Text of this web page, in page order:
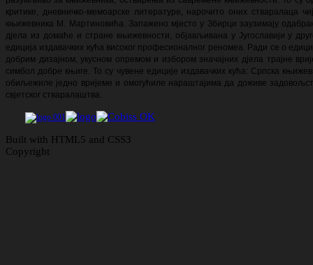
критике, дневничко-мемоарске литературе, нарочито оних стваралаца
књижевника М. Мартиновића. Запажено мјесто у Збирци заузимају
дјела из домаће и стране књижевности, објављивана у Југославији у
едиција издавачких кућа високог професионалног реномеа. Ради се о
добрим дизајном, укусном опремом и избором значајних дјела трајне
симбол добре књиге. То су чувене едиције издавачких кућа: Српска
обиљежиле једно вријеме и омогућиле нараштајима да доживе
свјетског стваралаштва.
Built with HTML5 and CSS3
Copyright